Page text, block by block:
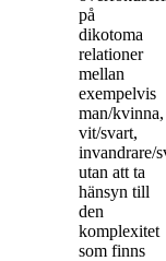
på
dikotoma
relationer
mellan
exempelvis
man/kvinna,
vit/svart,
invandrare/
utan att ta
hänsyn till
den
komplexitet
som finns